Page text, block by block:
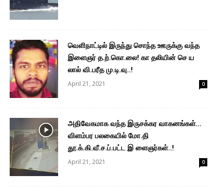
வெளிநாட்டில் இருந்து சொந்த ஊருக்கு வந்த
இளைஞர் த.ற்.கொ.லை! கா தலியின் செ ய
லால் வி.பரீத மு.டி.வு..!
April 21, 2021 0
அதிவேகமாக வந்த இருசக்கர வாகனங்கள்…
விளம்பர பலகையில் மோ.தி
தூ.க்.கி.வீ.ச.ப்.பட்ட இ ளைஞர்கள்..!
April 21, 2021 0